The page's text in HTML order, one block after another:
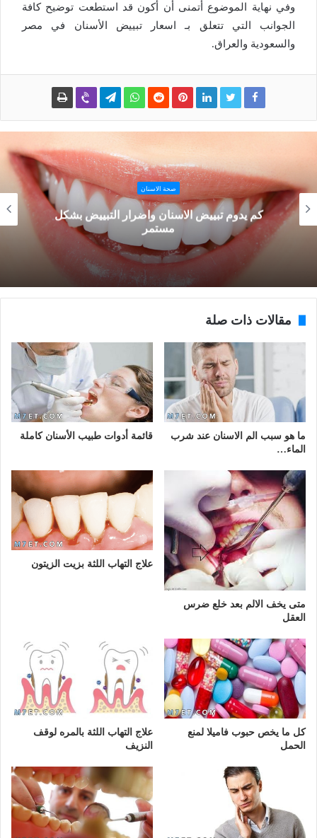
وفي نهاية الموضوع أتمنى أن أكون قد استطعت توضيح كافة
الجوانب التي تتعلق بـ اسعار تبييض الأسنان في مصر
والسعودية والعراق.
صحة الاسنان
كم يدوم تبييض الاسنان واضرار التبييض بشكل
مستمر
مقالات ذات صلة
ما هو سبب الم الاسنان عند شرب
الماء…
قائمة أدوات طبيب الأسنان كاملة
متى يخف الالم بعد خلع ضرس
العقل
علاج التهاب اللثة بزيت الزيتون
كل ما يخص حبوب فاميلا لمنع
الحمل
علاج التهاب اللثة بالمره لوقف
النزيف